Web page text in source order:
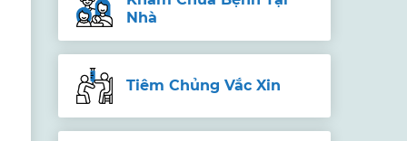
Nhà
Tiêm Chủng Vắc Xin